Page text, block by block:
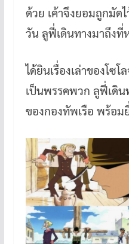
ด้วย เค้าจึงยอมถูกมัด
วัน ลูฟี่เดินทางมาถึง
ได้ยินเรื่องเล่าของโซโ
เป็นพรรคพวก ลูฟี่เดิน
ของกองทัพเรือ พร้อม